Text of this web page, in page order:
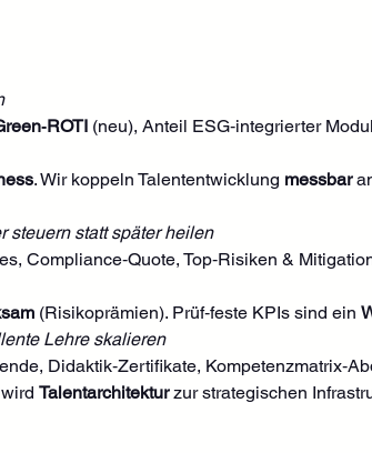
(neu), Anteil ESG‑integrierter
. Wir koppeln Talententwicklung messbar
steuern statt später heilen
Compliance‑Quote, Top‑Risiken &
(Risikoprämien). Prüf‑feste KPIs sind ein
Lehre skalieren
Didaktik‑Zertifikate,
Talentarchitektur zur strategischen